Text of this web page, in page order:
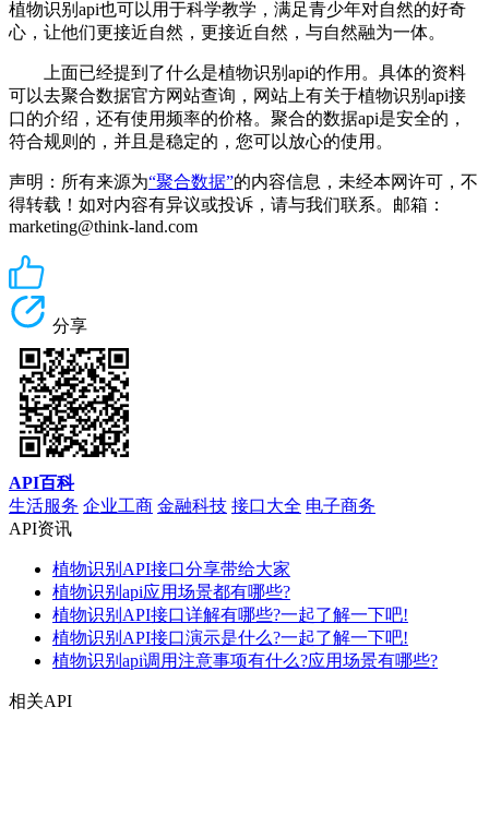
植物识别api也可以用于科学教学，满足青少年对自然的好奇
心，让他们更接近自然，更接近自然，与自然融为一体。
上面已经提到了什么是植物识别api的作用。具体的资料
可以去聚合数据官方网站查询，网站上有关于植物识别api接
口的介绍，还有使用频率的价格。聚合的数据api是安全的，
符合规则的，并且是稳定的，您可以放心的使用。
声明：所有来源为“聚合数据”的内容信息，未经本网许可，不
得转载！如对内容有异议或投诉，请与我们联系。邮箱：
marketing@think-land.com
分享
API百科
生活服务 企业工商 金融科技 接口大全 电子商务
API资讯
植物识别API接口分享带给大家
植物识别api应用场景都有哪些?
植物识别API接口详解有哪些?一起了解一下吧!
植物识别API接口演示是什么?一起了解一下吧!
植物识别api调用注意事项有什么?应用场景有哪些?
相关API